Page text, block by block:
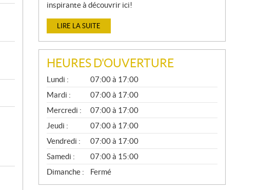
inspirante à découvrir ici!
LIRE LA SUITE
HEURES D'OUVERTURE
G
É
N
É
R
A
L
Lundi :
07:00 à 17:00
Mardi :
07:00 à 17:00
Mercredi :
07:00 à 17:00
Jeudi :
07:00 à 17:00
Vendredi :
07:00 à 17:00
Samedi :
07:00 à 15:00
Dimanche :
Fermé